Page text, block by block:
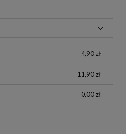
4,90 zł
11,90 zł
0,00 zł